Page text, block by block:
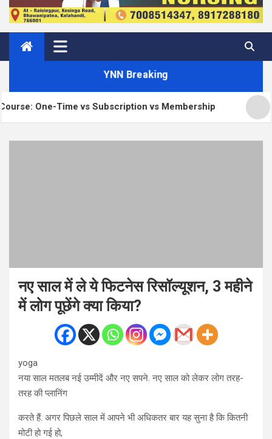
YNN Breaking
Subscription vs Membership Matt: Our Core
नए साल में ले ये फिटनेस रिसॉल्यूशन, 3 महीने
में लोग पूछेंगे क्या किया?
yoga
नया साल मतलब नई उम्मीदें और नए सपने. नए साल को लेकर लोग तरह-
तरह की प्लानिंग
करते हैं. अगर पिछले साल में आपने भी अधिकतर बार यह सुना है कि कितनी
मोटी हो गई हो,